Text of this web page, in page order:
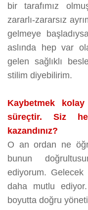
bir tarafımız
zararlı-zararsız
gelmeye
aslında hep var
gelen sağlıklı
stilim diyebilirim.
Kaybetmek
süreçtir. Siz
kazandınız?
O an ordan ne
bunun
ediyorum. Gelecek
daha mutlu
boyutta doğru